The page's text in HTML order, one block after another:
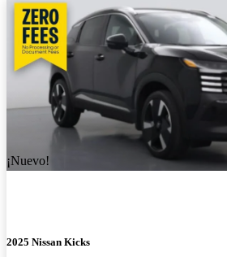
¡Nuevo!
2025 Nissan Kicks